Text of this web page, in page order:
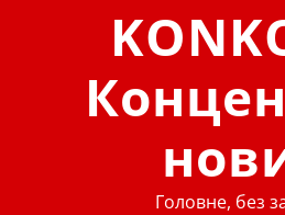
Головне, без